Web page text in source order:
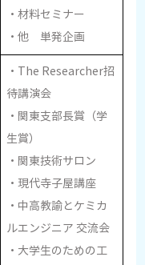
・材料セミナー
・他 単発企画
・The Researcher招
待講演会
・関東支部長賞（学
生賞）
・関東技術サロン
・現代寺子屋講座
・中高教諭とケミカ
ルエンジニア 交流会
・大学生のための工